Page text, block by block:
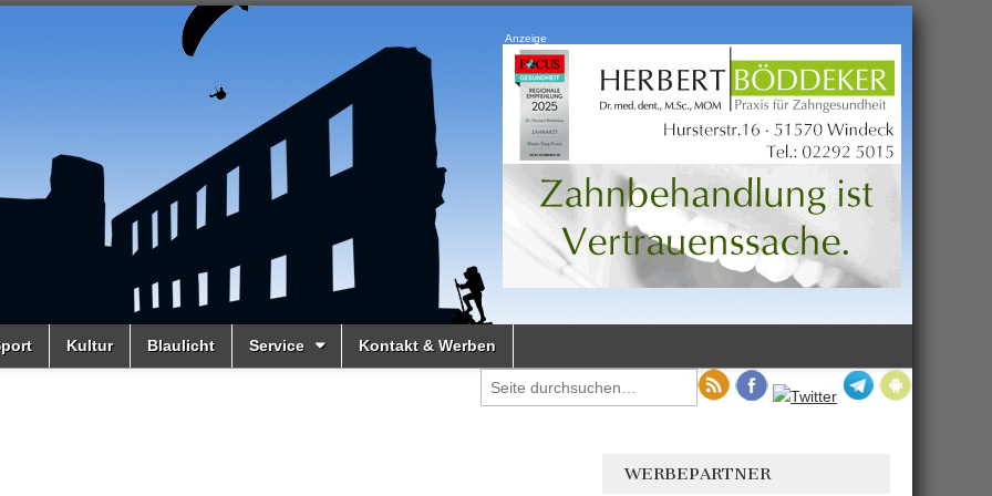
Anzeige
Kultur Blaulicht Service Kontakt & Werben
WERBEPARTNER